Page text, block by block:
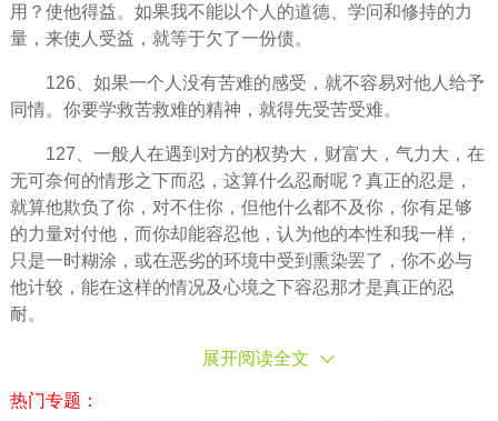
用？使他得益。如果我不能以个人的道德、学问和修持的力
量，来使人受益，就等于欠了一份债。
126、如果一个人没有苦难的感受，就不容易对他人给予
同情。你要学救苦救难的精神，就得先受苦受难。
127、一般人在遇到对方的权势大，财富大，气力大，在
无可奈何的情形之下而忍，这算什么忍耐呢？真正的忍是，
就算他欺负了你，对不住你，但他什么都不及你，你有足够
的力量对付他，而你却能容忍他，认为他的本性和我一样，
只是一时糊涂，或在恶劣的环境中受到熏染罢了，你不必与
他计较，能在这样的情况及心境之下容忍那才是真正的忍
耐。
展开阅读全文
热门专题：